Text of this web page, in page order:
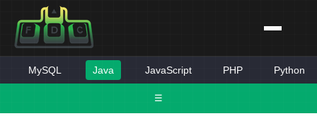
☰
MySQL Java JavaScript PHP Python